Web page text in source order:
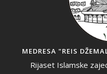
MEDRESA "REIS
Rijaset Islamske